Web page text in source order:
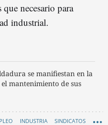
necesario para
industrial.
se manifiestan en la
mantenimiento de sus
INDUSTRIA SINDICATOS